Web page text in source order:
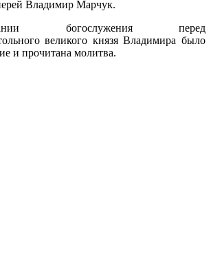
Владимир Марчук.
богослужения перед
великого князя Владимира было
и прочитана молитва.